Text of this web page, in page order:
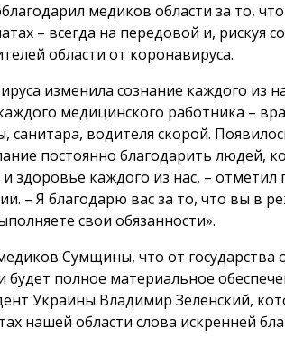
медиков области за то,
– всегда на передовой и, рискуя
области от коронавируса.
изменила сознание каждого из
медицинского работника –
санитара, водителя скорой.
постоянно благодарить людей,
здоровье каждого из нас, – отметил
– Я благодарю вас за то, что вы в
свои обязанности».
Сумщины, что от государства
полное материальное
Украины Владимир Зеленский,
нашей области слова искренней